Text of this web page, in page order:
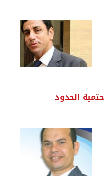
حتمية الحدود